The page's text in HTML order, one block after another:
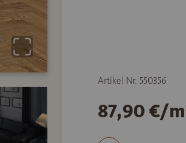
Artikel Nr. 550356
87,90 €/